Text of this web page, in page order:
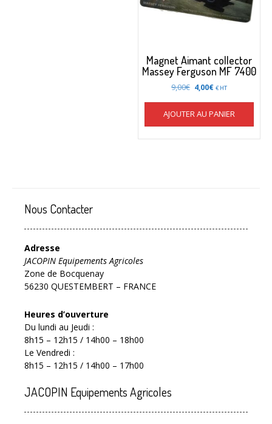
Magnet Aimant collector
Massey Ferguson MF 7400
9,00€ Le
était :
9,00€.
4,00€Le
est :
4,00€.
€ HT
AJOUTER AU PANIER
Nous Contacter
Adresse
JACOPIN Equipements Agricoles
Zone de Bocquenay
56230 QUESTEMBERT – FRANCE
Heures d’ouverture
Du lundi au Jeudi :
8h15 – 12h15 / 14h00 – 18h00
Le Vendredi :
8h15 – 12h15 / 14h00 – 17h00
JACOPIN Equipements Agricoles